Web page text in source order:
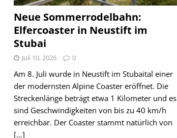
Neue Sommerrodelbahn:
Elfercoaster in Neustift im
Stubai
Juli 10, 2026 0
Am 8. Juli wurde in Neustift im Stubaital einer
der modernsten Alpine Coaster eröffnet. Die
Streckenlänge beträgt etwa 1 Kilometer und es
sind Geschwindigkeiten von bis zu 40 km/h
erreichbar. Der Coaster stammt natürlich von
[…]